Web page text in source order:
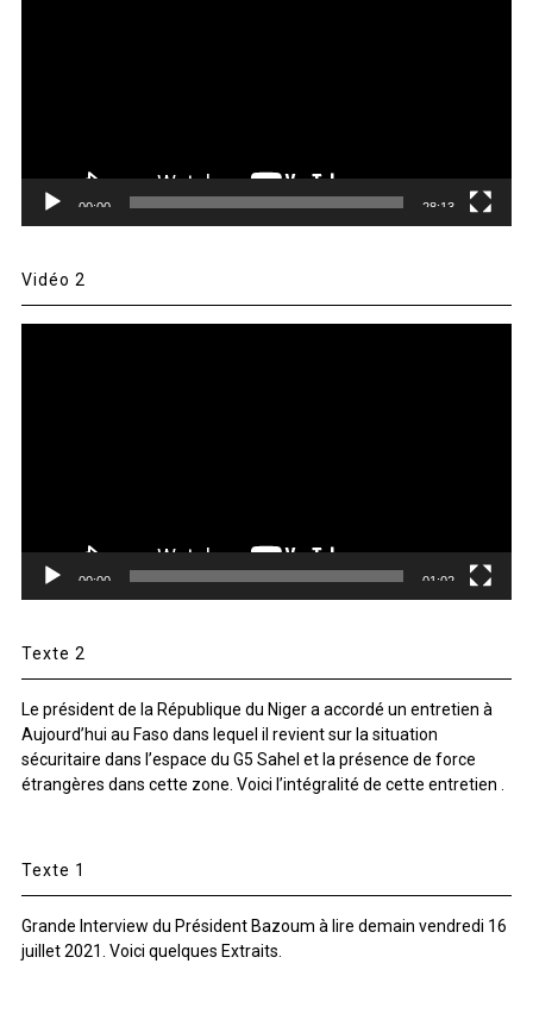
00:00 28:13
Vidéo 2
00:00 01:02
Texte 2
Le président de la République du Niger a accordé un entretien à
Aujourd’hui au Faso dans lequel il revient sur la situation
sécuritaire dans l’espace du G5 Sahel et la présence de force
étrangères dans cette zone. Voici l’intégralité de cette entretien .
Texte 1
Grande Interview du Président Bazoum à lire demain vendredi 16
juillet 2021. Voici quelques Extraits.